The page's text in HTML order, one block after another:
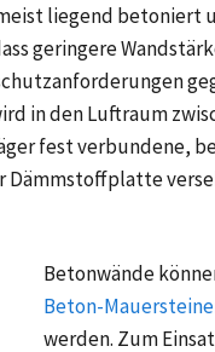
liegend betoniert
geringere
in den Luftraum
fest verbundene,
Dämmstoffplatte
Betonwände
Beton-
werden. Zum